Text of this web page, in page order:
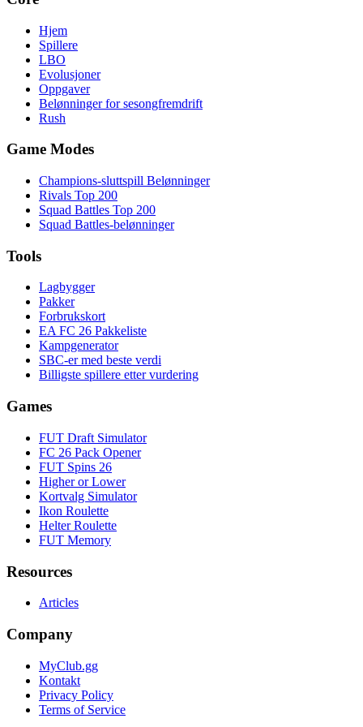
Hjem
Spillere
LBO
Evolusjoner
Oppgaver
Belønninger for sesongfremdrift
Rush
Game Modes
Champions-sluttspill Belønninger
Rivals Top 200
Squad Battles Top 200
Squad Battles-belønninger
Tools
Lagbygger
Pakker
Forbrukskort
EA FC 26 Pakkeliste
Kampgenerator
SBC-er med beste verdi
Billigste spillere etter vurdering
Games
FUT Draft Simulator
FC 26 Pack Opener
FUT Spins 26
Higher or Lower
Kortvalg Simulator
Ikon Roulette
Helter Roulette
FUT Memory
Resources
Articles
Company
MyClub.gg
Kontakt
Privacy Policy
Terms of Service